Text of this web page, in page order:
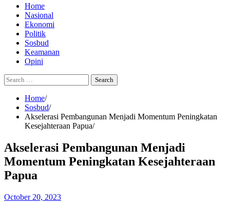
Home
Nasional
Ekonomi
Politik
Sosbud
Keamanan
Opini
Search
for:
Home
Sosbud
Akselerasi Pembangunan Menjadi Momentum Peningkatan
Kesejahteraan Papua
Akselerasi Pembangunan Menjadi
Momentum Peningkatan Kesejahteraan
Papua
October 20, 2023